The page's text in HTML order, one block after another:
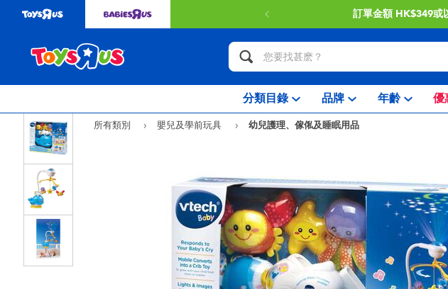
訂單金額 HK$349或
分類目錄 品牌 年齡 優
所有類別 嬰兒及學前玩具
幼兒護理、傢俬及睡眠用品